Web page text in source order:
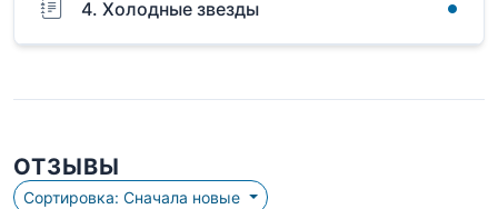
4. Холодные звезды
ОТЗЫВЫ
Сортировка: Сначала новые